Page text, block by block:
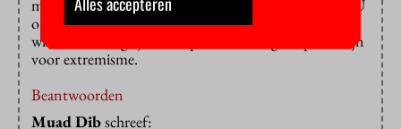
miljoen Joden zijn vermoord. De beslissing van de VU
om deze bijeenkomst niet in het eigen gebouw te
willen is de enige juiste. Op de VU kan geen plaats zijn
voor extremisme.
Beantwoorden
Muad Dibschreef: